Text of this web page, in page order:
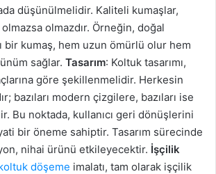
düşünülmelidir. Kaliteli kumaşlar,
olmazdır. Örneğin, doğal
bir kumaş, hem uzun ömürlü olur hem
sağlar. Tasarım: Koltuk tasarımı,
göre şekillenmelidir. Herkesin
bazıları modern çizgilere, bazıları ise
Bu noktada, kullanıcı geri dönüşlerini
bir öneme sahiptir. Tasarım sürecinde
nihai ürünü etkileyecektir. İşçilik
döşeme imalatı, tam olarak işçilik